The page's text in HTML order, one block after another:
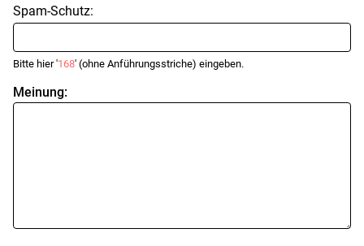
Spam-Schutz:
Bitte hier '168' (ohne Anführungsstriche) eingeben.
Meinung: